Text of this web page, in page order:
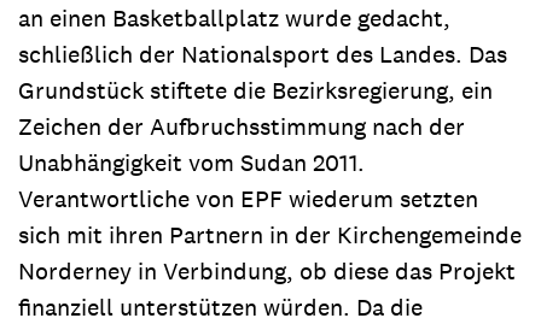
an einen Basketballplatz wurde gedacht,
schließlich der Nationalsport des Landes. Das
Grundstück stiftete die Bezirksregierung, ein
Zeichen der Aufbruchsstimmung nach der
Unabhängigkeit vom Sudan 2011.
Verantwortliche von EPF wiederum setzten
sich mit ihren Partnern in der Kirchengemeinde
Norderney in Verbindung, ob diese das Projekt
finanziell unterstützen würden. Da die